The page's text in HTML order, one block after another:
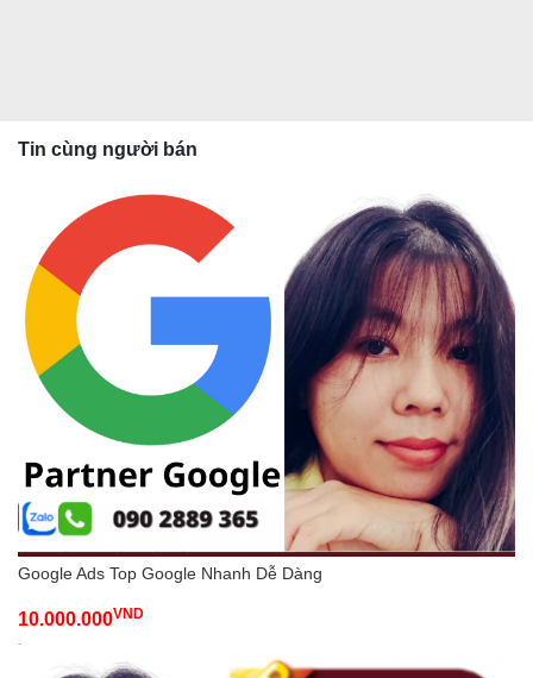
Tin cùng người bán
Google Ads Top Google Nhanh Dễ Dàng
10.000.000VND
-